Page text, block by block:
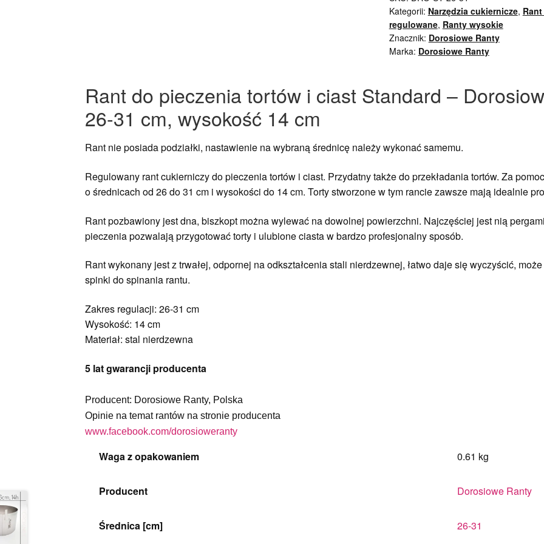
Kategorii: Narzędzia cukiernicze,
regulowane, Ranty wysokie
Znacznik: Dorosiowe Ranty
Marka: Dorosiowe Ranty
Rant do pieczenia tortów i ciast Standard –
26-31 cm, wysokość 14 cm
Rant nie posiada podziałki, nastawienie na wybraną średnicę należy wykonać samemu.
Regulowany rant cukierniczy do pieczenia tortów i ciast. Przydatny także do przekładania tortów. Za
o średnicach od 26 do 31 cm i wysokości do 14 cm. Torty stworzone w tym rancie zawsze mają idealnie
Rant pozbawiony jest dna, biszkopt można wylewać na dowolnej powierzchni. Najczęściej jest nią
pieczenia pozwalają przygotować torty i ulubione ciasta w bardzo profesjonalny sposób.
Rant wykonany jest z trwałej, odpornej na odkształcenia stali nierdzewnej, łatwo daje się wyczyścić,
spinki do spinania rantu.
Zakres regulacji: 26-31 cm
Wysokość: 14 cm
Materiał: stal nierdzewna
5 lat gwarancji producenta
Producent: Dorosiowe Ranty, Polska
Opinie na temat rantów na stronie producenta
www.facebook.com/dorosioweranty
Waga z opakowaniem 0.61 kg
Producent Dorosiowe Ranty
Średnica [cm] 26-31